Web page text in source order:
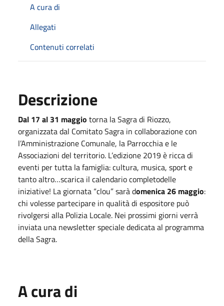
A cura di
Allegati
Contenuti correlati
Descrizione
Dal 17 al 31 maggio torna la Sagra di Riozzo,
organizzata dal Comitato Sagra in collaborazione con
l’Amministrazione Comunale, la Parrocchia e le
Associazioni del territorio. L’edizione 2019 è ricca di
eventi per tutta la famiglia: cultura, musica, sport e
tanto altro…scarica il calendario completodelle
iniziative! La giornata “clou” sarà domenica 26 maggio:
chi volesse partecipare in qualità di espositore può
rivolgersi alla Polizia Locale. Nei prossimi giorni verrà
inviata una newsletter speciale dedicata al programma
della Sagra.
A cura di